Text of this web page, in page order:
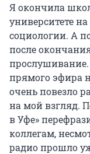
Я окончила
университете
социологии. А
после
прослушивание.
прямого эфира
очень повезло
на мой взгляд.
в Уфе»
коллегам,
радио прошло